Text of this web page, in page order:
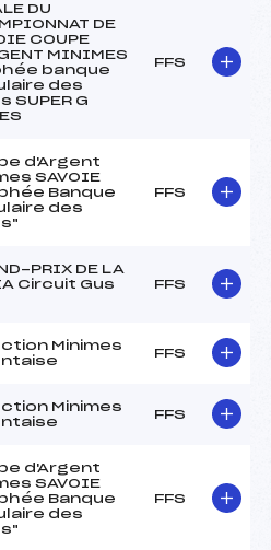
DU
DE
COUPE
MINIMES
banque
des
SUPER G
FFS
d'Argent
SAVOIE
Banque
des
FFS
PRIX DE LA
Circuit Gus
FFS
Minimes
FFS
Minimes
FFS
d'Argent
SAVOIE
Banque
des
FFS